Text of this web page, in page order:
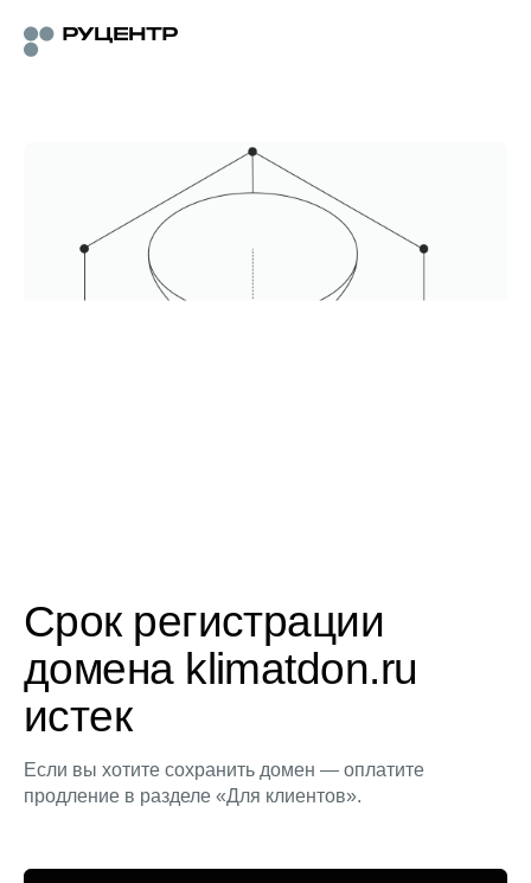
Срок регистрации
домена klimatdon.ru
истек
Если вы хотите сохранить домен — оплатите
продление в разделе «Для клиентов».